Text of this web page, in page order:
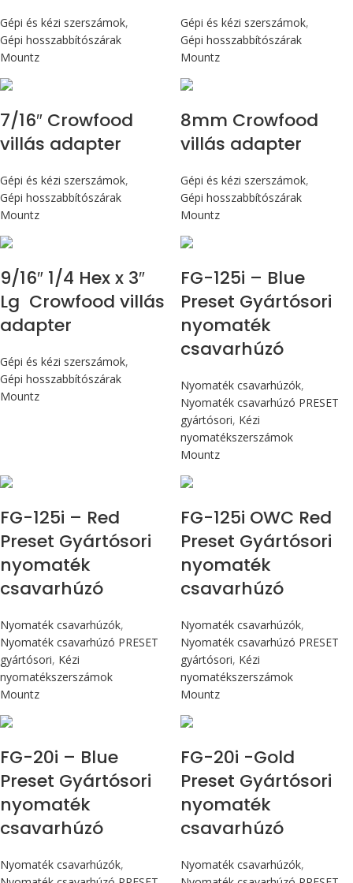
Gépi és kézi szerszámok,
Gépi hosszabbítószárak
Mountz
Gépi és kézi szerszámok,
Gépi hosszabbítószárak
Mountz
7/16″ Crowfood
villás adapter
Gépi és kézi szerszámok,
Gépi hosszabbítószárak
Mountz
8mm Crowfood
villás adapter
Gépi és kézi szerszámok,
Gépi hosszabbítószárak
Mountz
9/16″ 1/4 Hex x 3″
Lg Crowfood villás
adapter
Gépi és kézi szerszámok,
Gépi hosszabbítószárak
Mountz
FG-125i – Blue
Preset Gyártósori
nyomaték
csavarhúzó
Nyomaték csavarhúzók,
Nyomaték csavarhúzó PRESET
gyártósori, Kézi
nyomatékszerszámok
Mountz
FG-125i – Red
Preset Gyártósori
nyomaték
csavarhúzó
Nyomaték csavarhúzók,
Nyomaték csavarhúzó PRESET
gyártósori, Kézi
nyomatékszerszámok
Mountz
FG-125i OWC Red
Preset Gyártósori
nyomaték
csavarhúzó
Nyomaték csavarhúzók,
Nyomaték csavarhúzó PRESET
gyártósori, Kézi
nyomatékszerszámok
Mountz
FG-20i – Blue
Preset Gyártósori
nyomaték
csavarhúzó
Nyomaték csavarhúzók,
FG-20i -Gold
Preset Gyártósori
nyomaték
csavarhúzó
Nyomaték csavarhúzók,